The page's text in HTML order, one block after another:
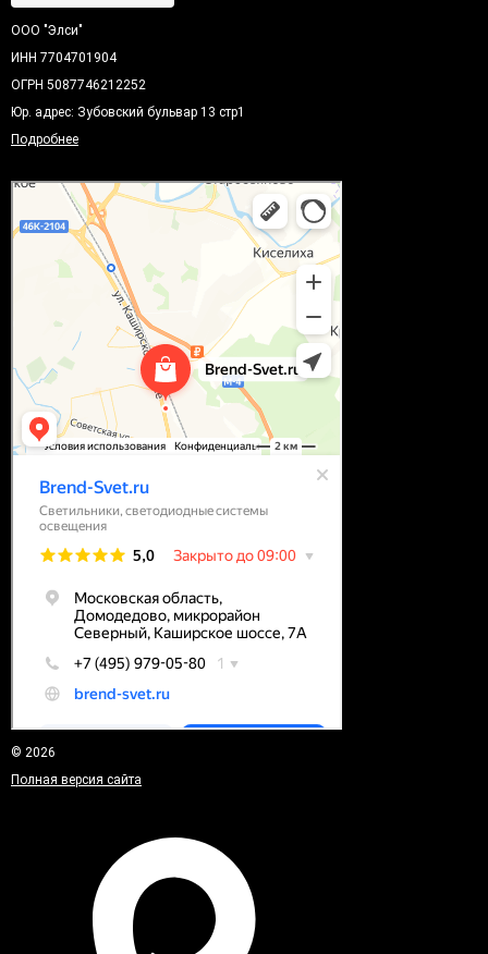
ООО "Элси"
ИНН 7704701904
ОГРН 5087746212252
Юр. адрес: Зубовский бульвар 13 стр1
Подробнее
© 2026
Полная версия сайта